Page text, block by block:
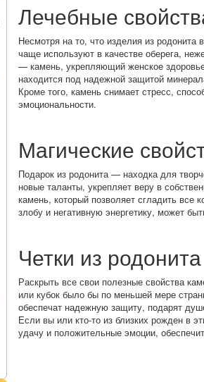
Лечебные
Несмотря на то, что изделия из родонита
чаще используют в качестве оберега,
— камень, укрепляющий женское
находится под надежной защитой
Кроме того, камень снимает стресс,
эмоциональности.
Магические
Подарок из родонита — находка для
новые таланты, укрепляет веру в
камень, который позволяет сгладить
злобу и негативную энергетику, может
Четки из родонита
Раскрыть все свои полезные свойства
или кубок было бы по меньшей мере
обеспечат надежную защиту, подарят
Если вы или кто-то из близких рожден в
удачу и положительные эмоции,